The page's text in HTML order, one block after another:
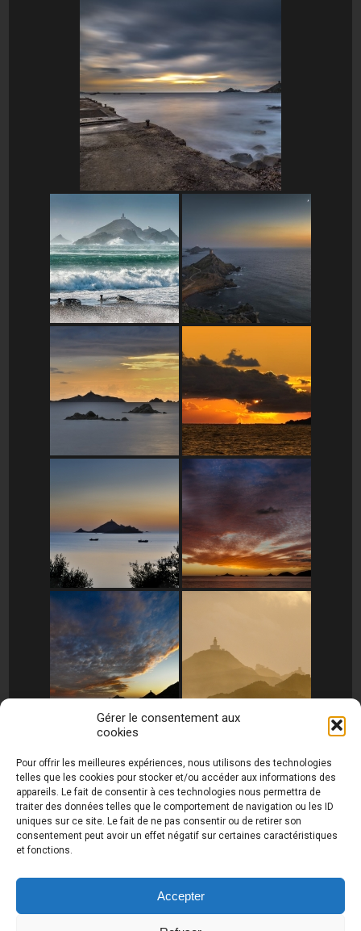
Gérer le consentement aux
cookies
Pour offrir les meilleures expériences, nous utilisons des technologies
telles que les cookies pour stocker et/ou accéder aux informations des
appareils. Le fait de consentir à ces technologies nous permettra de
traiter des données telles que le comportement de navigation ou les ID
uniques sur ce site. Le fait de ne pas consentir ou de retirer son
consentement peut avoir un effet négatif sur certaines caractéristiques
et fonctions.
Accepter
raynaud.com ©
Toutes les photos de ce site sont
la propriété de l'auteur et sont protégées par le